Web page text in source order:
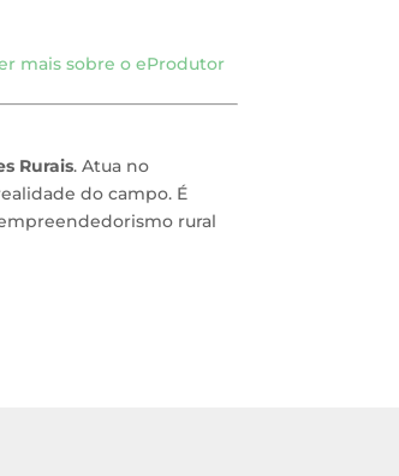
mais sobre o eProdutor
Rurais. Atua no
do campo. É
rural